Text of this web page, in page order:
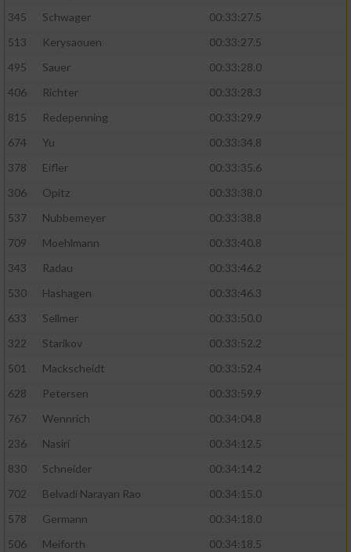
345
Schwager
00:33:27.5
513
Kerysaouen
00:33:27.5
495
Sauer
00:33:28.0
406
Richter
00:33:28.3
815
Redepenning
00:33:29.9
674
Yu
00:33:34.8
378
Eifler
00:33:35.6
306
Opitz
00:33:38.0
537
Nubbemeyer
00:33:38.8
709
Moehlmann
00:33:40.8
343
Radau
00:33:46.2
530
Hashagen
00:33:46.3
633
Sellmer
00:33:50.0
322
Starikov
00:33:52.2
501
Mackscheidt
00:33:52.4
628
Petersen
00:33:59.9
767
Wennrich
00:34:04.8
236
Nasiri
00:34:12.5
830
Schneider
00:34:14.2
702
Belvadi Narayan Rao
00:34:15.0
578
Germann
00:34:18.0
506
Meiforth
00:34:18.5